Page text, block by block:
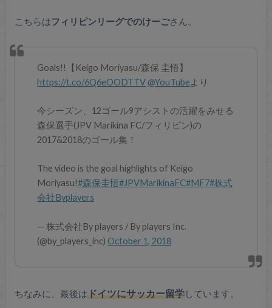
こちらはフィリピンリーグでのけーごさん。
Goals!!【Keigo Moriyasu/森保 圭悟】
https://t.co/6Q6eOODTTV @YouTubeより
今シーズン、12ゴール9アシストの活躍をみせる
森保選手(JPV Marikina FC/フィリピン)の
2017&2018のゴール集！
The video is the goal highlights of Keigo
Moriyasu!#森保圭悟#JPVMarikinaFC#MF7#株式
会社Byplayers
— 株式会社By players / By players Inc.
(@by_players_inc) October 1, 2018
ちなみに、最後はドイツにサッカー留学しています。